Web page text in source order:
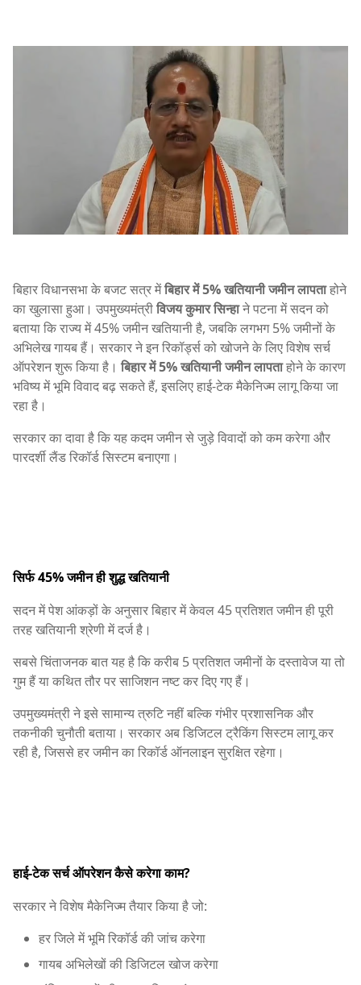
बिहार विधानसभा के बजट सत्र मेंबिहार में 5% खतियानी जमीन लापताहोने
का खुलासा हुआ। उपमुख्यमंत्रीविजय कुमार सिन्हाने पटना में सदन को
बताया कि राज्य में 45% जमीन खतियानी है, जबकि लगभग 5% जमीनों के
अभिलेख गायब हैं। सरकार ने इन रिकॉर्ड्स को खोजने के लिए विशेष सर्च
ऑपरेशन शुरू किया है।बिहार में 5% खतियानी जमीन लापताहोने के कारण
भविष्य में भूमि विवाद बढ़ सकते हैं, इसलिए हाई-टेक मैकेनिज्म लागू किया जा
रहा है।
सरकार का दावा है कि यह कदम जमीन से जुड़े विवादों को कम करेगा और
पारदर्शी लैंड रिकॉर्ड सिस्टम बनाएगा।
सिर्फ 45% जमीन ही शुद्ध खतियानी
सदन में पेश आंकड़ों के अनुसार बिहार में केवल 45 प्रतिशत जमीन ही पूरी
तरह खतियानी श्रेणी में दर्ज है।
सबसे चिंताजनक बात यह है कि करीब 5 प्रतिशत जमीनों के दस्तावेज या तो
गुम हैं या कथित तौर पर साजिशन नष्ट कर दिए गए हैं।
उपमुख्यमंत्री ने इसे सामान्य त्रुटि नहीं बल्कि गंभीर प्रशासनिक और
तकनीकी चुनौती बताया। सरकार अब डिजिटल ट्रैकिंग सिस्टम लागू कर
रही है, जिससे हर जमीन का रिकॉर्ड ऑनलाइन सुरक्षित रहेगा।
हाई-टेक सर्च ऑपरेशन कैसे करेगा काम?
सरकार ने विशेष मैकेनिज्म तैयार किया है जो:
हर जिले में भूमि रिकॉर्ड की जांच करेगा
गायब अभिलेखों की डिजिटल खोज करेगा